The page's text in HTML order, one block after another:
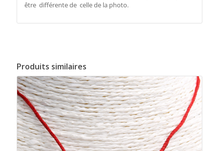
être différente de celle de la photo.
Produits similaires